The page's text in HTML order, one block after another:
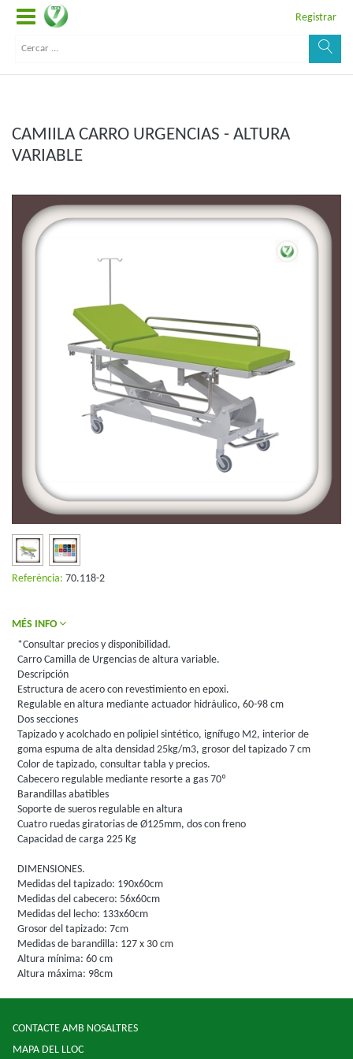
Registrar
CAMIILA CARRO URGENCIAS - ALTURA
VARIABLE
Referència: 70.118-2
MÉS INFO
*Consultar precios y disponibilidad.
Carro Camilla de Urgencias de altura variable.
Descripción
Estructura de acero con revestimiento en epoxi.
Regulable en altura mediante actuador hidráulico, 60-98 cm
Dos secciones
Tapizado y acolchado en polipiel sintético, ignífugo M2, interior de
goma espuma de alta densidad 25kg/m3, grosor del tapizado 7 cm
Color de tapizado, consultar tabla y precios.
Cabecero regulable mediante resorte a gas 70º
Barandillas abatibles
Soporte de sueros regulable en altura
Cuatro ruedas giratorias de Ø125mm, dos con freno
Capacidad de carga 225 Kg
DIMENSIONES.
Medidas del tapizado: 190x60cm
Medidas del cabecero: 56x60cm
Medidas del lecho: 133x60cm
Grosor del tapizado: 7cm
Medidas de barandilla: 127 x 30 cm
Altura mínima: 60 cm
Altura máxima: 98cm
CONTACTE AMB NOSALTRES
MAPA DEL LLOC